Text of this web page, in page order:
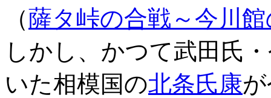
（薩タ峠の合戦～今川
しかし、かつて武田氏
いた相模国の北条氏康